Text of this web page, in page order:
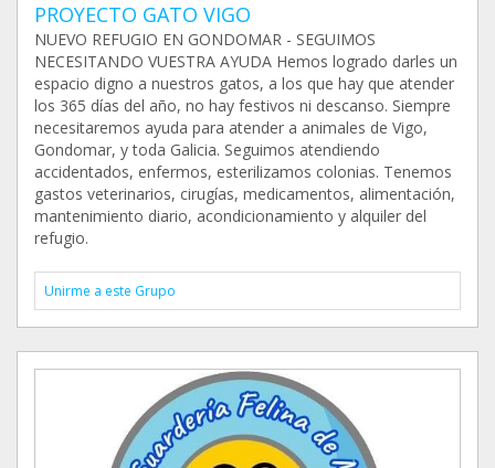
PROYECTO GATO VIGO
NUEVO REFUGIO EN GONDOMAR - SEGUIMOS
NECESITANDO VUESTRA AYUDA Hemos logrado darles un
espacio digno a nuestros gatos, a los que hay que atender
los 365 días del año, no hay festivos ni descanso. Siempre
necesitaremos ayuda para atender a animales de Vigo,
Gondomar, y toda Galicia. Seguimos atendiendo
accidentados, enfermos, esterilizamos colonias. Tenemos
gastos veterinarios, cirugías, medicamentos, alimentación,
mantenimiento diario, acondicionamiento y alquiler del
refugio.
Unirme a este Grupo